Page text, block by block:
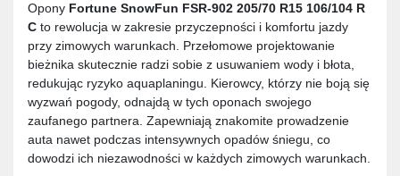
Opony Fortune SnowFun FSR-902 205/70 R15 106/104 R
C to rewolucja w zakresie przyczepności i komfortu jazdy
przy zimowych warunkach. Przełomowe projektowanie
bieżnika skutecznie radzi sobie z usuwaniem wody i błota,
redukując ryzyko aquaplaningu. Kierowcy, którzy nie boją się
wyzwań pogody, odnajdą w tych oponach swojego
zaufanego partnera. Zapewniają znakomite prowadzenie
auta nawet podczas intensywnych opadów śniegu, co
dowodzi ich niezawodności w każdych zimowych warunkach.